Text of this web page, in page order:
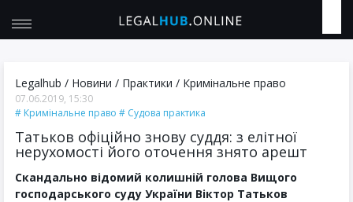
Legalhub / Новини / Практики / Кримінальне право
07.06.2019, 15:30
Кримінальне право
Судова практика
Татьков офіційно знову суддя: з елітної
нерухомості його оточення знято арешт
Скандально відомий колишній голова Вищого
господарського суду України Віктор Татьков